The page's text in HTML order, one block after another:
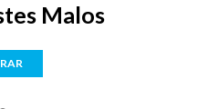
Malos